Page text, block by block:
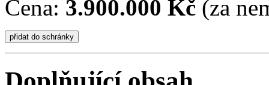
Cena: 3.900.000 Kč (za